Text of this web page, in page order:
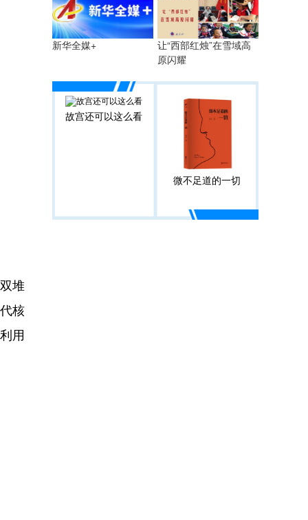
堆
核
用
新华全媒+
让“西部红烛”在雪域高
原闪耀
故宫还可以这么看
微不足道的一切